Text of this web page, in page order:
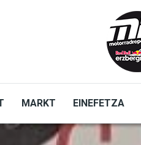
MARKT EINEFETZA